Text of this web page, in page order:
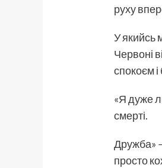
руху
У якийсь
Червоні
спокоєм
«Я дуже
смерті.
Дружба»
просто